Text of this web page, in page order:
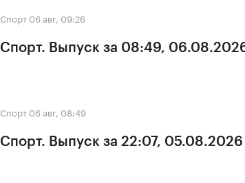
Спорт 06 авг, 09:26
Спорт. Выпуск за 08:49,
Спорт 06 авг, 08:49
Спорт. Выпуск за 22:07, 05.08.2026